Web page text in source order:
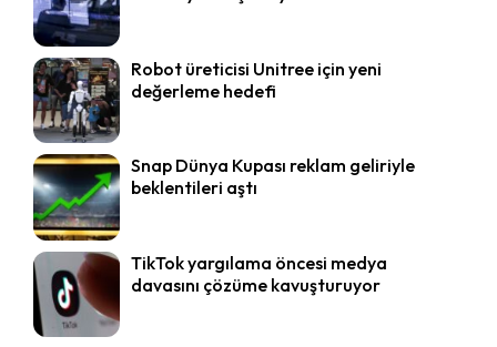
Robot üreticisi Unitree için yeni
değerleme hedefi
Snap Dünya Kupası reklam geliriyle
beklentileri aştı
TikTok yargılama öncesi medya
davasını çözüme kavuşturuyor